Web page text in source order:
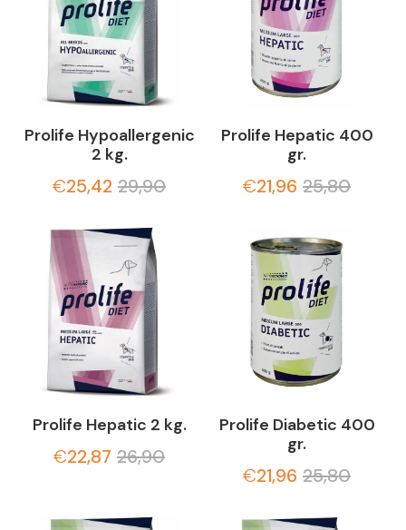
Prolife Hypoallergenic
2 kg.
€25,42 29,90
Prolife Hepatic 400
gr.
€21,96 25,80
Prolife Hepatic 2 kg.
€22,87 26,90
Prolife Diabetic 400
gr.
€21,96 25,80